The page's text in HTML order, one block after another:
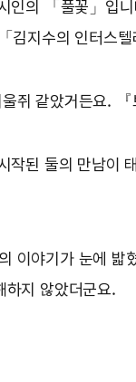
인의 「풀꽃」입
김지수의 인터스
쥐 같았거든요.
작된 둘의 만남이
이야기가 눈에
하지 않았더군요.